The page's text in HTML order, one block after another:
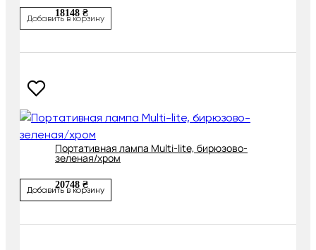
18148 ₴
Добавить в корзину
Портативная лампа Multi-lite, бирюзово-
зеленая/хром
20748 ₴
Добавить в корзину